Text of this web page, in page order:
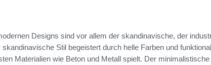
Designs sind vor allem der skandinavische, der
Stil begeistert durch helle Farben und
Materialien wie Beton und Metall spielt. Der